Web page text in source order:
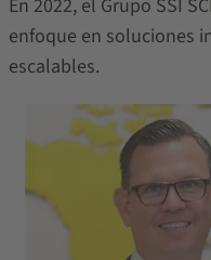
En 2022, el Grupo SSI
enfoque en soluciones
escalables.